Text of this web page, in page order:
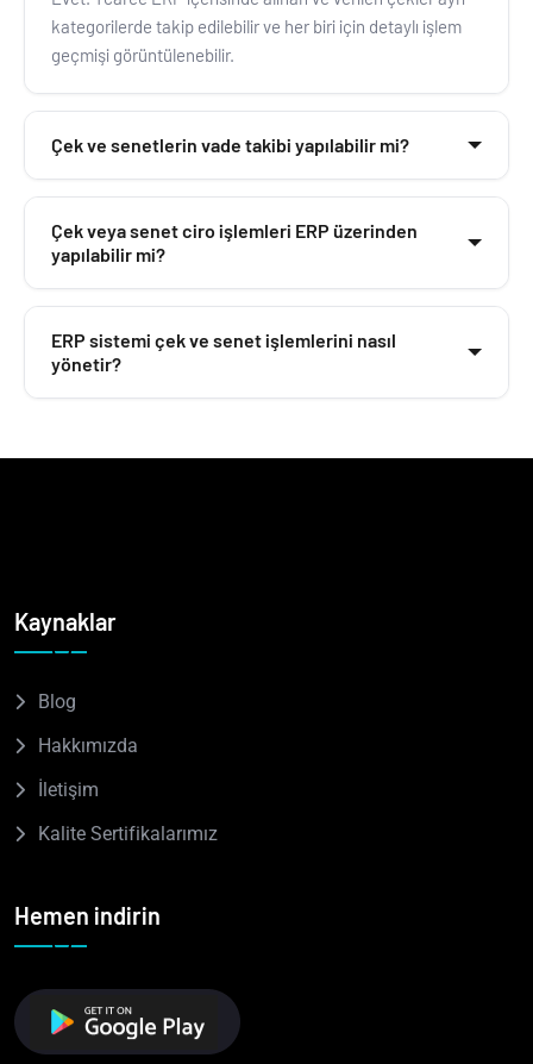
kategorilerde takip edilebilir ve her biri için detaylı işlem
geçmişi görüntülenebilir.
Çek ve senetlerin vade takibi yapılabilir mi?
olarak izler ve yaklaşan vadeler için finans ekiplerine
kolay takip imkânı sağlar.
Çek veya senet ciro işlemleri ERP üzerinden
yapılabilir mi?
tahsilatına verilmesi gibi işlemler sistem üzerinden kayıt
altına alınabilir.
ERP sistemi çek ve senet işlemlerini nasıl
yönetir?
ödeme sürecine kadar tüm aşamaları kayıt altına alır ve
Kaynaklar
Blog
Hakkımızda
İletişim
Kalite Sertifikalarımız
Hemen indirin